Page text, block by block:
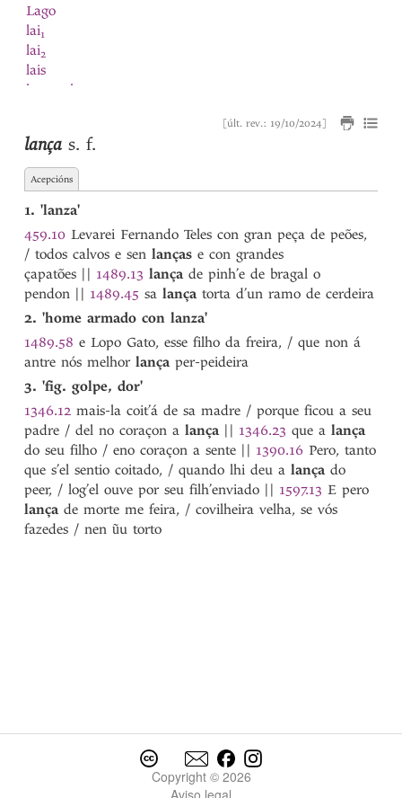
Lago
lai1
lai2
lais
lamaçal
lançada1
lançada2
lançado
lançar
largueza
latin
lavar
lavoira
lavor
lavrada
lavrado
lavrador
lavrar
lavrare
lazeira
lazerada
lazerado
lazerar
leal
lealdade
[últ. rev.: 19/10/2024]
lança s. f.
Acepcións
1. 'lanza'
459.10 Levarei Fernando Teles con gran peça de peões,
/ todos calvos e senlanças e con grandes
çapatões || 1489.13 lançade pinh’e de bragal o
pendon || 1489.45 salançatorta d’un ramo de cerdeira
2. 'home armado con lanza'
1489.58 e Lopo Gato, esse filho da freira, / que non á
antre nós melhorlançaper-peideira
3. 'fig. golpe, dor'
1346.12 mais-la coit’á de sa madre / porque ficou a seu
padre / del no coraçon alança || 1346.23 que alança
do seu filho / eno coraçon a sente || 1390.16 Pero, tanto
que s’el sentio coitado, / quando lhi deu alançado
peer, / log’el ouve por seu filh’enviado || 1597.13 E pero
lançade morte me feira, / covilheira velha, se vós
fazedes / nen ũu torto
Copyright © 2026
Aviso legal